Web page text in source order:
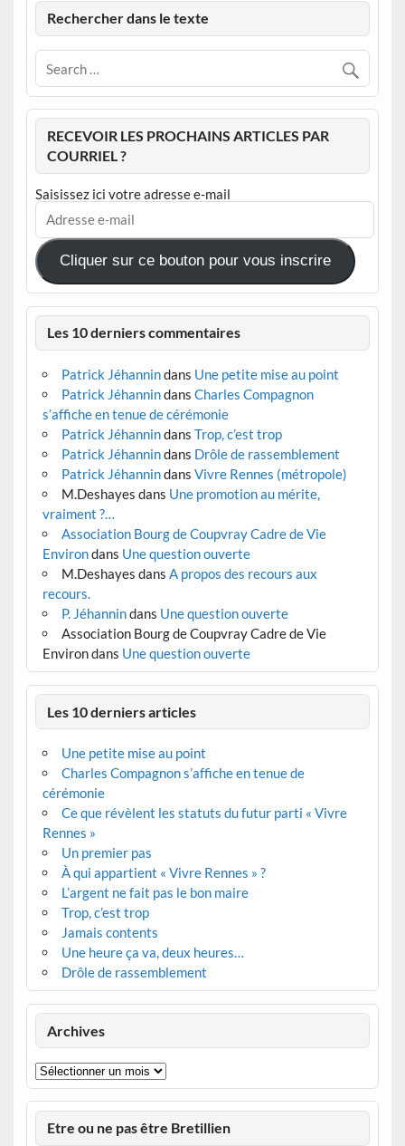
Rechercher dans le texte
RECEVOIR LES PROCHAINS ARTICLES PAR
COURRIEL ?
Saisissez ici votre adresse e-mail
Adresse
mail
Cliquer sur ce bouton pour vous inscrire
Les 10 derniers commentaires
Patrick Jéhannindans Une petite mise au point
Patrick Jéhannindans Charles Compagnon
s’affiche en tenue de cérémonie
Patrick Jéhannindans Trop, c’est trop
Patrick Jéhannindans Drôle de rassemblement
Patrick Jéhannindans Vivre Rennes (métropole)
M.Deshayes dans Une promotion au mérite,
vraiment ?…
Association Bourg de Coupvray Cadre de Vie
Environdans Une question ouverte
M.Deshayes dans A propos des recours aux
recours.
P. Jéhannindans Une question ouverte
Association Bourg de Coupvray Cadre de Vie
Environdans Une question ouverte
Les 10 derniers articles
Une petite mise au point
Charles Compagnon s’affiche en tenue de
cérémonie
Ce que révèlent les statuts du futur parti « Vivre
Rennes »
Un premier pas
À qui appartient « Vivre Rennes » ?
L’argent ne fait pas le bon maire
Trop, c’est trop
Jamais contents
Une heure ça va, deux heures…
Drôle de rassemblement
Archives
Archives
Etre ou ne pas être Bretillien